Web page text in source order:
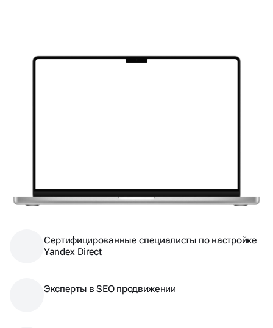
Сертифицированные специалисты по настройке
Yandex Direct
Эксперты в SEO продвижении